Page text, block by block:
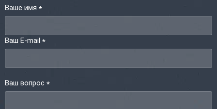
Ваше имя *
Ваш E-mail *
Ваш вопрос *